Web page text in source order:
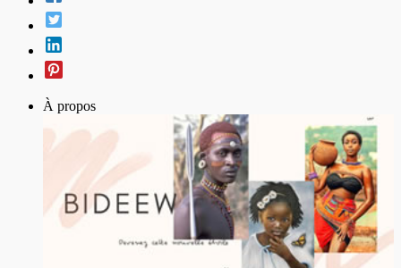
À propos